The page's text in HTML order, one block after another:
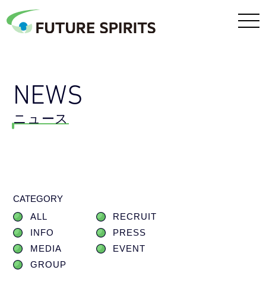
NEWS
ニュース
CATEGORY
ALL
RECRUIT
INFO
PRESS
MEDIA
EVENT
GROUP